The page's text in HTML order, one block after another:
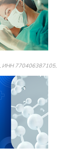
ИНН 770406387105,